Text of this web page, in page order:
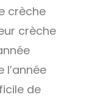
crèche
crèche
l’année
de